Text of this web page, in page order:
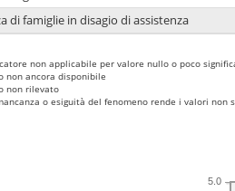
di famiglie in disagio di assistenza
non applicabile per valore nullo o poco
non ancora disponibile
non rilevato
o esiguità del fenomeno rende i valori non
5.0